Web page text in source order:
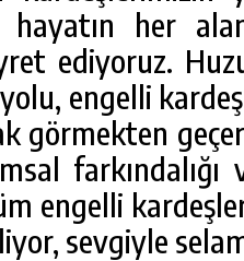
hayatın her
ediyoruz.
engelli
görmekten
engelli
sevgiyle